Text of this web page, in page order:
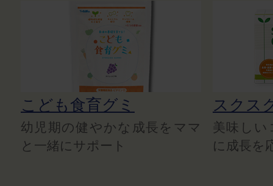
こども食育グミ
幼児期の健やかな成長をママ
と一緒にサポート
スクス
美味しい
に成長を